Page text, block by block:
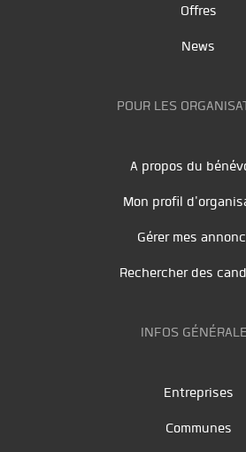
Offres
News
POUR LES
A propos du
Mon profil
Gérer mes
Rechercher des
INFOS
Entreprises
Communes